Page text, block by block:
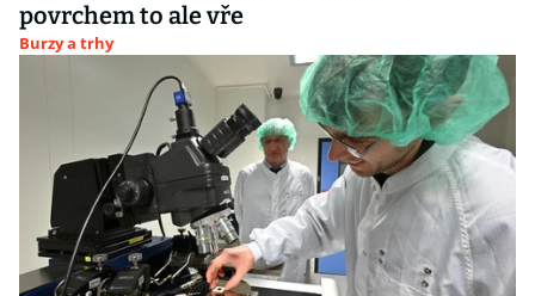
povrchem to ale vře
Burzy a trhy